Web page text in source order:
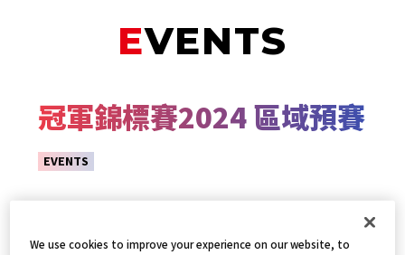
EVENTS
冠軍錦標賽2024 區域預賽
EVENTS
We use cookies to improve your experience on our website, to